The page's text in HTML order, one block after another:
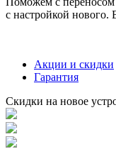
с настройкой
Акции и скидки
Гарантия
Скидки на новое